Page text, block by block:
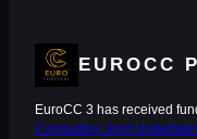
EUROCC
EuroCC 3 has received
Computing Joint